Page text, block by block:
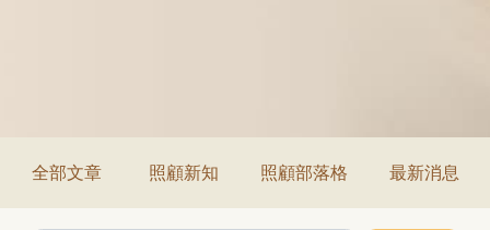
全部文章 照顧新知 照顧部落格 最新消息